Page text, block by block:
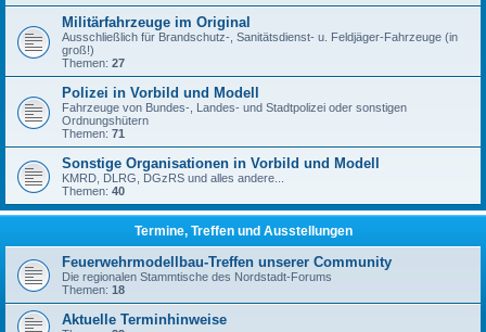
Militärfahrzeuge im Original
Ausschließlich für Brandschutz-, Sanitätsdienst- u. Feldjäger-Fahrzeuge (in
groß!)
Themen: 27
Polizei in Vorbild und Modell
Fahrzeuge von Bundes-, Landes- und Stadtpolizei oder sonstigen
Ordnungshütern
Themen: 71
Sonstige Organisationen in Vorbild und Modell
KMRD, DLRG, DGzRS und alles andere...
Themen: 40
Termine, Treffen und Ausstellungen
Feuerwehrmodellbau-Treffen unserer Community
Die regionalen Stammtische des Nordstadt-Forums
Themen: 18
Aktuelle Terminhinweise